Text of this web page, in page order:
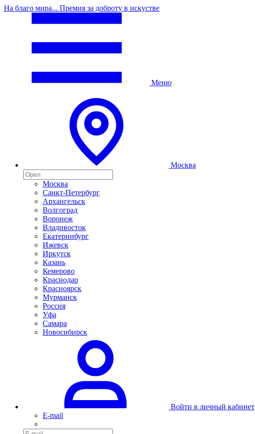
На благо мира... Премия за доброту в искустве
Меню
Москва
Москва
Санкт-Петербург
Архангельск
Волгоград
Воронеж
Владивосток
Екатеринбург
Ижевск
Иркутск
Казань
Кемерово
Краснодар
Красноярск
Мурманск
Россия
Уфа
Самара
Новосибирск
Войти в личный кабинет
E-mail